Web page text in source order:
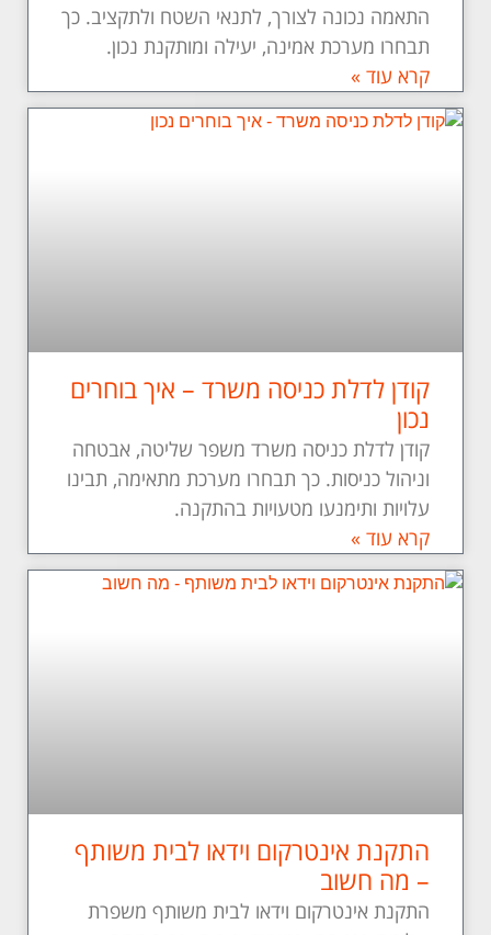
התאמה נכונה לצורך, לתנאי השטח ולתקציב. כך
תבחרו מערכת אמינה, יעילה ומותקנת נכון.
קרא עוד »
קודן לדלת כניסה משרד – איך בוחרים
נכון
קודן לדלת כניסה משרד משפר שליטה, אבטחה
וניהול כניסות. כך תבחרו מערכת מתאימה, תבינו
עלויות ותימנעו מטעויות בהתקנה.
קרא עוד »
התקנת אינטרקום וידאו לבית משותף
– מה חשוב
התקנת אינטרקום וידאו לבית משותף משפרת